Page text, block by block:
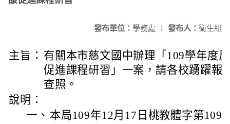
發布人： 衛生組
發布單位： 學務處 |
主旨： 有關本市慈文國中辦理「109學年度
促進課程研習」一案，請各校踴躍報
查照。
說明：
一、 本局109年12月17日桃教體字第